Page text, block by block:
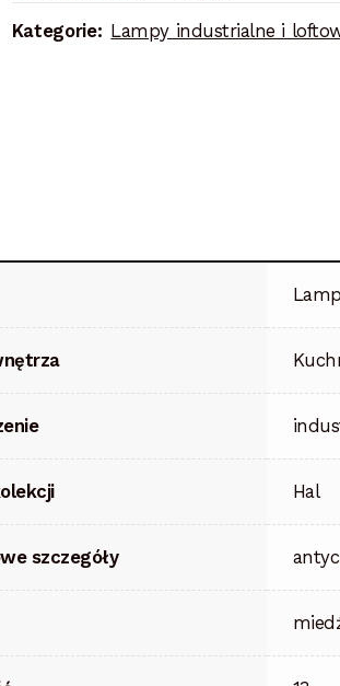
Kategorie: Lampy industrialne i
Hal
szczegóły